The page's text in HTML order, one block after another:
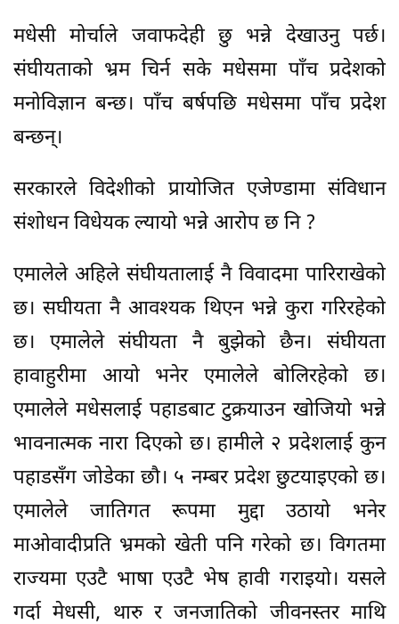
मधेसी मोर्चाले जवाफदेही छु भन्ने देखाउनु पर्छ।
संघीयताको भ्रम चिर्न सके मधेसमा पाँच प्रदेशको
मनोविज्ञान बन्छ। पाँच बर्षपछि मधेसमा पाँच प्रदेश
बन्छन्।
सरकारले विदेशीको प्रायोजित एजेण्डामा संविधान
संशोधन विधेयक ल्यायो भन्ने आरोप छ नि ?
एमालेले अहिले संघीयतालाई नै विवादमा पारिराखेको
छ। सघीयता नै आवश्यक थिएन भन्ने कुरा गरिरहेको
छ। एमालेले संघीयता नै बुझेको छैन। संघीयता
हावाहुरीमा आयो भनेर एमालेले बोलिरहेको छ।
एमालेले मधेसलाई पहाडबाट टुक्रयाउन खोजियो भन्ने
भावनात्मक नारा दिएको छ। हामीले २ प्रदेशलाई कुन
पहाडसँग जोडेका छौ। ५ नम्बर प्रदेश छुटयाइएको छ।
एमालेले जातिगत रूपमा मुद्दा उठायो भनेर
माओवादीप्रति भ्रमको खेती पनि गरेको छ। विगतमा
राज्यमा एउटै भाषा एउटै भेष हावी गराइयो। यसले
गर्दा मेधसी, थारु र जनजातिको जीवनस्तर माथि